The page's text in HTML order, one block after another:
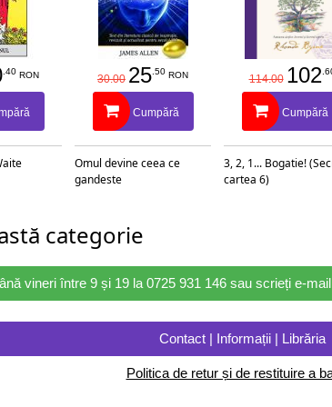
.40 RON 30.00 25 .50 RON
Cumpără
Omul devine ceea ce
gandeste
114.00 102
Cumpără
3, 2, 1... Bogatie!
cartea 6)
categorie
vineri între 9 și 19 la 0725 931 146 sau scrieți e-
Contact | Informații | Librăria
Politica de retur și de restituire a